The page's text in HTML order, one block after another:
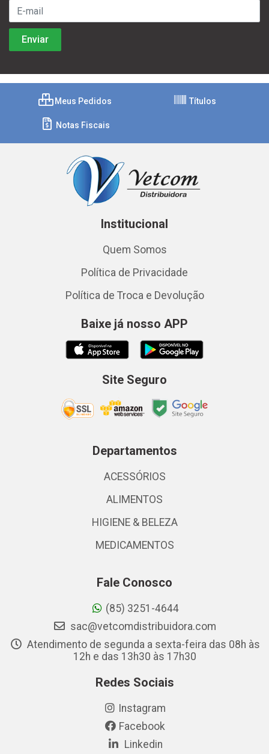
Meus Pedidos Títulos
Notas Fiscais
Institucional
Quem Somos
Política de Privacidade
Política de Troca e Devolução
Baixe já nosso APP
Site Seguro
Departamentos
ACESSÓRIOS
ALIMENTOS
HIGIENE & BELEZA
MEDICAMENTOS
Fale Conosco
(85) 3251-4644
sac@vetcomdistribuidora.com
Atendimento de segunda a sexta-feira das 08h às
12h e das 13h30 às 17h30
Redes Sociais
Instagram
Facebook
Linkedin